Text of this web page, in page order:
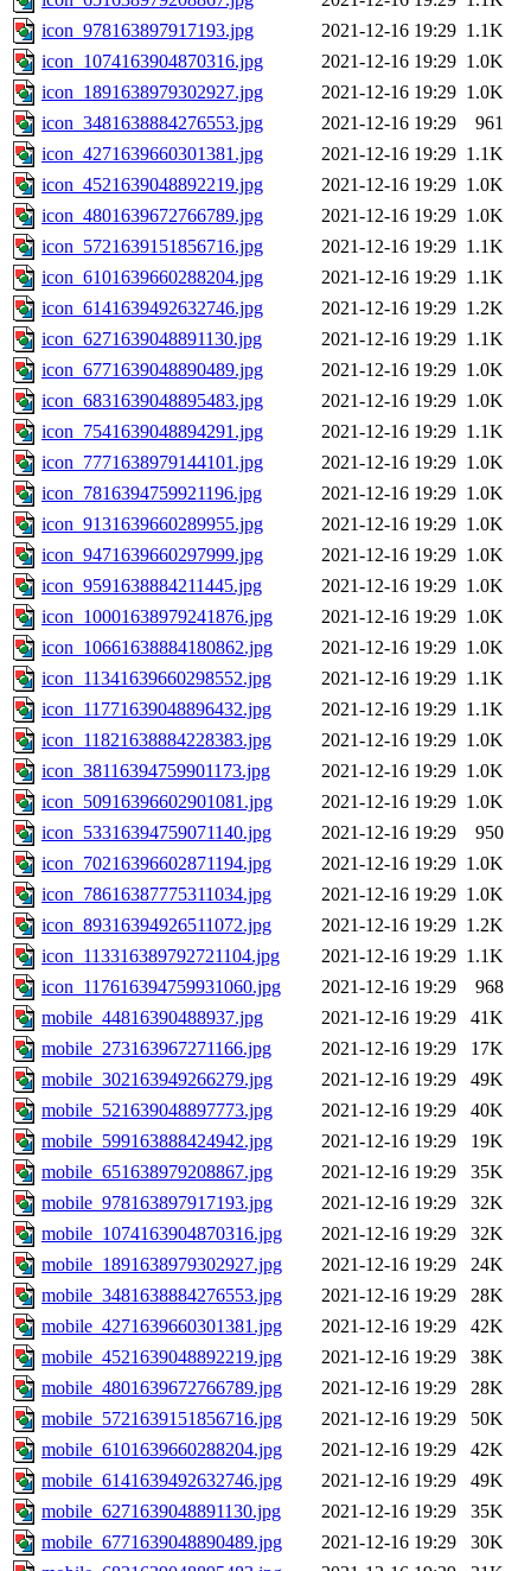
icon_978163897917193.jpg
2021-12-16 19:29 1.1K
icon_1074163904870316.jpg
2021-12-16 19:29 1.0K
icon_1891638979302927.jpg
2021-12-16 19:29 1.0K
icon_3481638884276553.jpg
2021-12-16 19:29
961
icon_4271639660301381.jpg
2021-12-16 19:29 1.1K
icon_4521639048892219.jpg
2021-12-16 19:29 1.0K
icon_4801639672766789.jpg
2021-12-16 19:29 1.0K
icon_5721639151856716.jpg
2021-12-16 19:29 1.1K
icon_6101639660288204.jpg
2021-12-16 19:29 1.1K
icon_6141639492632746.jpg
2021-12-16 19:29 1.2K
icon_6271639048891130.jpg
2021-12-16 19:29 1.1K
icon_6771639048890489.jpg
2021-12-16 19:29 1.0K
icon_6831639048895483.jpg
2021-12-16 19:29 1.0K
icon_7541639048894291.jpg
2021-12-16 19:29 1.1K
icon_7771638979144101.jpg
2021-12-16 19:29 1.0K
icon_7816394759921196.jpg
2021-12-16 19:29 1.0K
icon_9131639660289955.jpg
2021-12-16 19:29 1.0K
icon_9471639660297999.jpg
2021-12-16 19:29 1.0K
icon_9591638884211445.jpg
2021-12-16 19:29 1.0K
icon_10001638979241876.jpg
2021-12-16 19:29 1.0K
icon_10661638884180862.jpg
2021-12-16 19:29 1.0K
icon_11341639660298552.jpg
2021-12-16 19:29 1.1K
icon_11771639048896432.jpg
2021-12-16 19:29 1.1K
icon_11821638884228383.jpg
2021-12-16 19:29 1.0K
icon_38116394759901173.jpg
2021-12-16 19:29 1.0K
icon_50916396602901081.jpg
2021-12-16 19:29 1.0K
icon_53316394759071140.jpg
2021-12-16 19:29
950
icon_70216396602871194.jpg
2021-12-16 19:29 1.0K
icon_78616387775311034.jpg
2021-12-16 19:29 1.0K
icon_89316394926511072.jpg
2021-12-16 19:29 1.2K
icon_113316389792721104.jpg
2021-12-16 19:29 1.1K
icon_117616394759931060.jpg
2021-12-16 19:29
968
mobile_44816390488937.jpg
2021-12-16 19:29
41K
mobile_273163967271166.jpg
2021-12-16 19:29
17K
mobile_302163949266279.jpg
2021-12-16 19:29
49K
mobile_521639048897773.jpg
2021-12-16 19:29
40K
mobile_599163888424942.jpg
2021-12-16 19:29
19K
mobile_651638979208867.jpg
2021-12-16 19:29
35K
mobile_978163897917193.jpg
2021-12-16 19:29
32K
mobile_1074163904870316.jpg
2021-12-16 19:29
32K
mobile_1891638979302927.jpg
2021-12-16 19:29
24K
mobile_3481638884276553.jpg
2021-12-16 19:29
28K
mobile_4271639660301381.jpg
2021-12-16 19:29
42K
mobile_4521639048892219.jpg
2021-12-16 19:29
38K
mobile_4801639672766789.jpg
2021-12-16 19:29
28K
mobile_5721639151856716.jpg
2021-12-16 19:29
50K
mobile_6101639660288204.jpg
2021-12-16 19:29
42K
mobile_6141639492632746.jpg
2021-12-16 19:29
49K
mobile_6271639048891130.jpg
2021-12-16 19:29
35K
mobile_6771639048890489.jpg
2021-12-16 19:29
30K